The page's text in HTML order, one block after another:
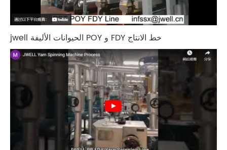
jwell الحيوانات الأليفة POY و FDY خط الانتاج